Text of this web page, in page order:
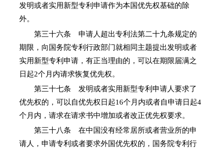
发明或者实用新型专利申请作为本国优先权基础的除
外。
第三十六条 申请人超出专利法第二十九条规定的
期限，向国务院专利行政部门就相同主题提出发明或者
实用新型专利申请，有正当理由的，可以在期限届满之
日起2个月内请求恢复优先权。
第三十七条 发明或者实用新型专利申请人要求了
优先权的，可以自优先权日起16个月内或者自申请日起4
个月内，请求在请求书中增加或者改正优先权要求。
第三十八条 在中国没有经常居所或者营业所的申
请人，申请专利或者要求外国优先权的，国务院专利行